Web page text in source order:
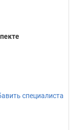
специалиста